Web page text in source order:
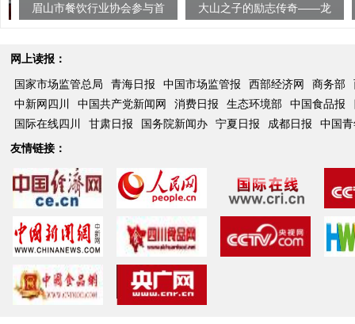
市餐饮行业协会参与首
讨会取得圆满...
大山之子的励志传奇——龙
深耕“
网上读报：
国家市场监管总局
青海日报 中国市场监管报 西部经济网 商务部
中新网四川
中国共产党新闻网 消费日报 生态环境部 中国食品报
国际在线四川
甘肃日报 国务院新闻办 宁夏日报 成都日报
中国
友情链接：